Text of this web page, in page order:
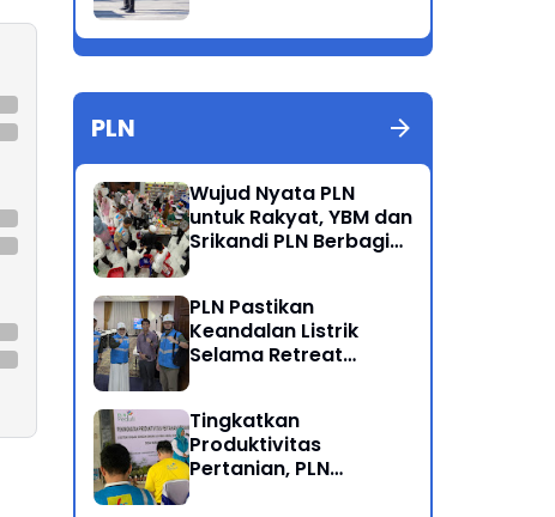
Wilayah
PLN
Wujud Nyata PLN
untuk Rakyat, YBM dan
Srikandi PLN Berbagi
Anak Dhuafa
PLN Pastikan
Keandalan Listrik
Selama Retreat
Tingkatkan
Produktivitas
Pertanian, PLN